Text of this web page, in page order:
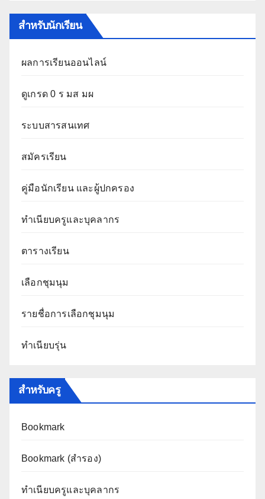
สำหรับนักเรียน
ผลการเรียนออนไลน์
ดูเกรด 0 ร มส มผ
ระบบสารสนเทศ
สมัครเรียน
คู่มือนักเรียน และผู้ปกครอง
ทำเนียบครูและบุคลากร
ตารางเรียน
เลือกชุมนุม
รายชื่อการเลือกชุมนุม
ทำเนียบรุ่น
สำหรับครู
Bookmark
Bookmark (สำรอง)
ทำเนียบครูและบุคลากร